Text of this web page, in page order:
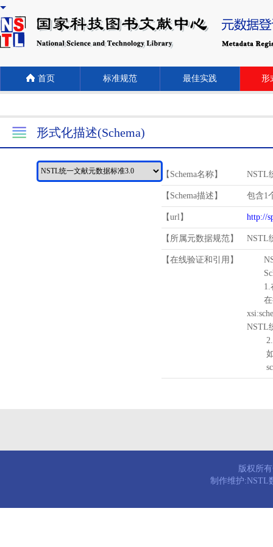
首页 标准规范 最佳实践 形
形式化描述(Schema)
【Schema名称】 NSTL
【Schema描述】 包含1
【url】 http://
【所属元数据规范】 NSTL
【在线验证和引用】
1.
在待
NSTL
2.
如需
版权所
制作维护:NSTL